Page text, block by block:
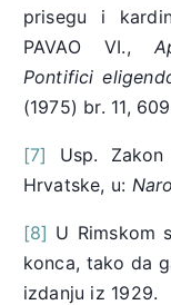
prisegu i
PAVAO VI.,
Pontifici
(1975) br. 11,
[7]
Usp.
Hrvatske, u:
[8] U Rimskom
konca, tako da
izdanju iz 1929.